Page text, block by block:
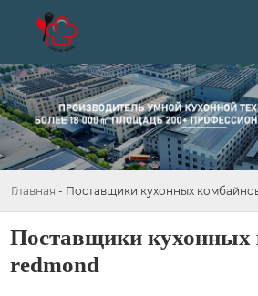
Главная - Поставщики кухонных
Поставщики кухонных
redmond